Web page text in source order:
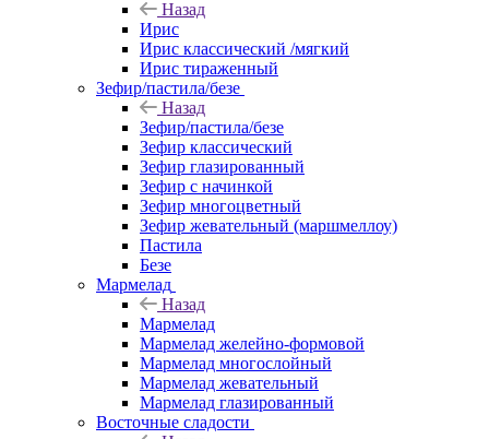
Назад
Ирис
Ирис классический /мягкий
Ирис тираженный
Зефир/пастила/безе
Назад
Зефир/пастила/безе
Зефир классический
Зефир глазированный
Зефир с начинкой
Зефир многоцветный
Зефир жевательный (маршмеллоу)
Пастила
Безе
Мармелад
Назад
Мармелад
Мармелад желейно-формовой
Мармелад многослойный
Мармелад жевательный
Мармелад глазированный
Восточные сладости